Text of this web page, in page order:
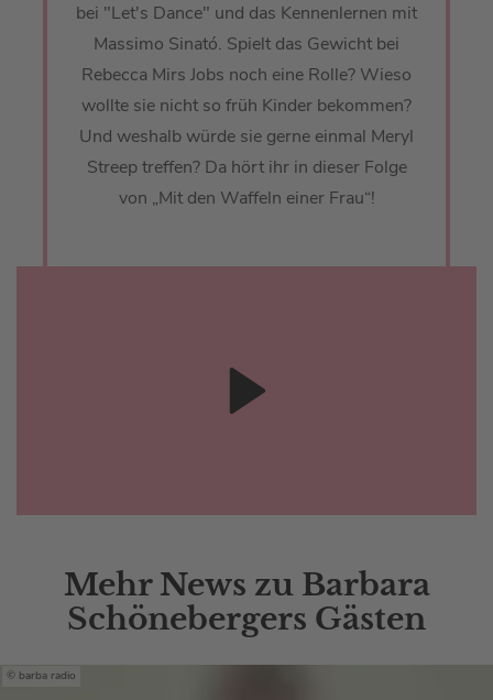
bei "Let's Dance" und das Kennenlernen mit
Massimo Sinató. Spielt das Gewicht bei
Rebecca Mirs Jobs noch eine Rolle? Wieso
wollte sie nicht so früh Kinder bekommen?
Und weshalb würde sie gerne einmal Meryl
Streep treffen? Da hört ihr in dieser Folge
von „Mit den Waffeln einer Frau“!
Mehr News zu Barbara
Schönebergers Gästen
barba radio